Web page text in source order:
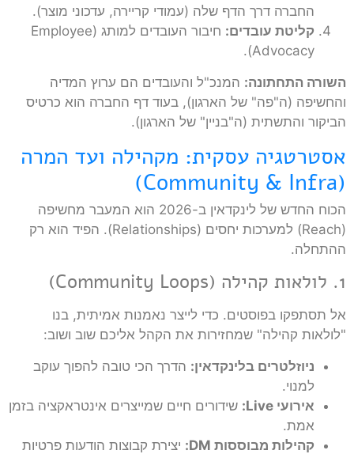
החברה דרך הדף שלה (עמודי קריירה, עדכוני מוצר).
קליטת עובדים:
חיבור העובדים למותג (Employee
Advocacy).
השורה התחתונה: המנכ"ל והעובדים הם ערוץ המדיה
והחשיפה (ה"פה" של הארגון), בעוד דף החברה הוא כרטיס
הביקור והתשתית (ה"בניין" של הארגון).
אסטרטגיה עסקית: מקהילה ועד המרה
(Community & Infra)
הכוח החדש של לינקדאין ב-2026 הוא המעבר מחשיפה
(Reach) למערכות יחסים (Relationships). הפיד הוא רק
ההתחלה.
1. לולאות קהילה (Community Loops)
אל תסתפקו בפוסטים. כדי לייצר נאמנות אמיתית, בנו
"לולאות קהילה" שמחזירות את הקהל אליכם שוב ושוב:
ניוזלטרים בלינקדאין: הדרך הכי טובה להפוך עוקב
למנוי.
אירועי Live:
שידורים חיים שמייצרים אינטראקציה בזמן
אמת.
קהילות מבוססות DM:
יצירת קבוצות הודעות פרטיות